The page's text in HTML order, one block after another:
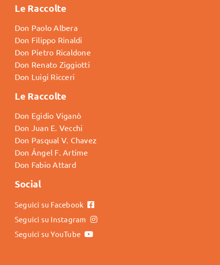
Le Raccolte
Don Paolo Albera
Don Filippo Rinaldi
Don Pietro Ricaldone
Don Renato Ziggiotti
Don Luigi Ricceri
Le Raccolte
Don Egidio Viganò
Don Juan E. Vecchi
Don Pasqual V. Chavez
Don Ángel F. Artime
Don Fabio Attard
Social
Seguici su Facebook
Seguici su Instagram
Seguici su YouTube